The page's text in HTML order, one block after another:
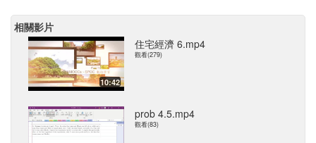
相關影片
10:42
住宅經濟 6.mp4
觀看(279)
prob 4.5.mp4
觀看(83)